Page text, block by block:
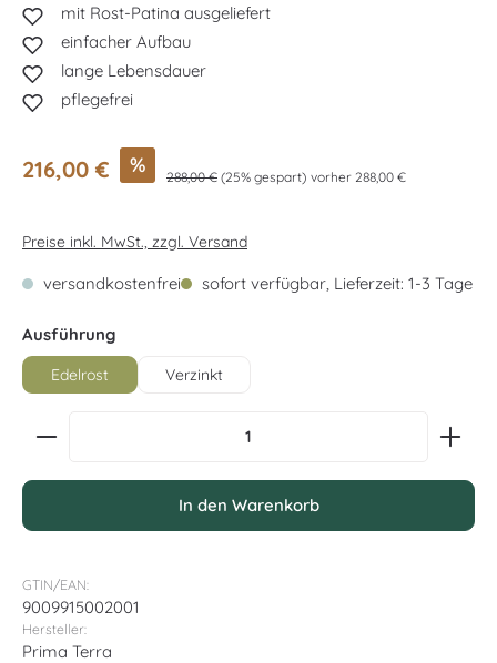
mit Rost-Patina ausgeliefert
einfacher Aufbau
lange Lebensdauer
pflegefrei
Verkaufspreis:
216,00 € % Regulärer Preis:
288,00 € (25% gespart) vorher 288,00 €
Preise inkl. MwSt., zzgl. Versand
versandkostenfrei sofort verfügbar, Lieferzeit: 1-3 Tage
Ausführungauswählen
Edelrost Verzinkt
Produkt Anzahl: Gib den gewünschten Wert ein
In den Warenkorb
GTIN/EAN:
9009915002001
Hersteller:
Prima Terra